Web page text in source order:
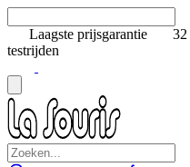
Laagste prijsgarantie
testrijden